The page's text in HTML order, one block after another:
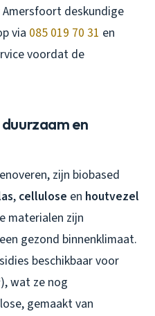
deskundige
via 085 019 70 31 en
voordat de
en
zijn biobased
, cellulose en houtvezel
materialen zijn
gezond binnenklimaat.
beschikbaar voor
wat ze nog
gemaakt van